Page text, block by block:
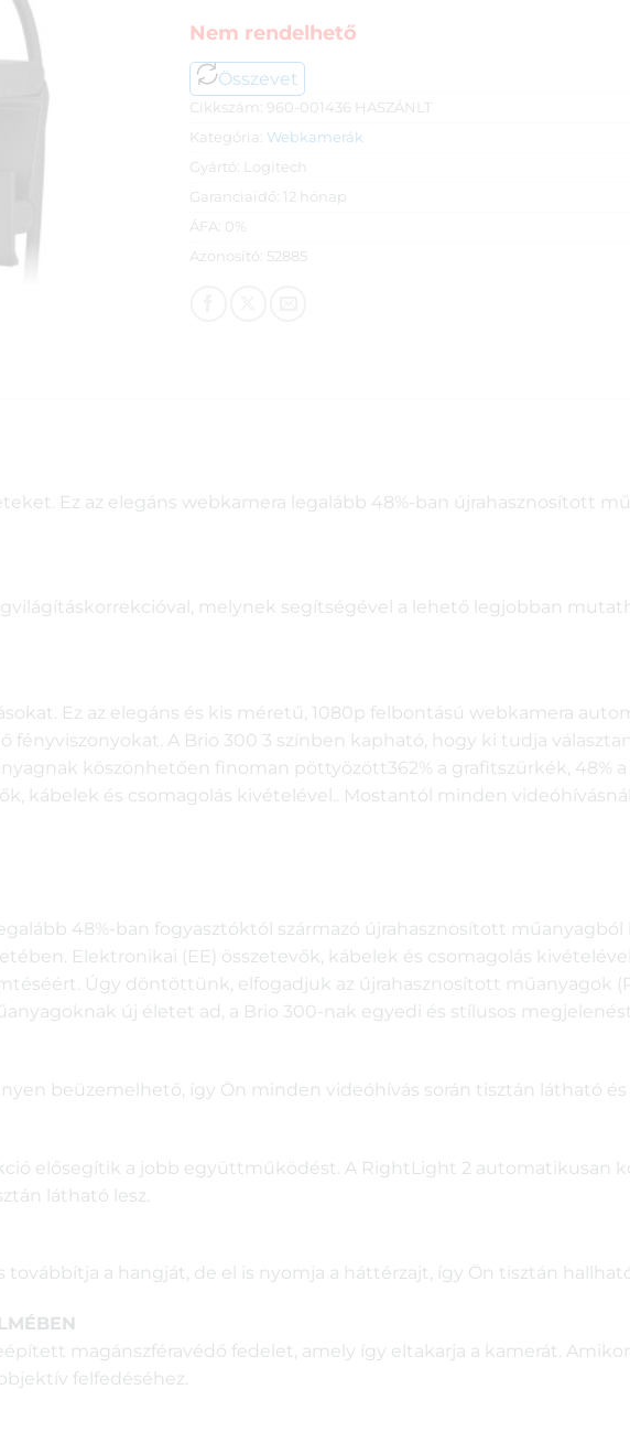
Nem rendelhető
Összevet
Cikkszám: 960-001436 HASZÁNLT
Kategória: Webkamerák
Gyártó:
Logitech
Garanciaidő: 12 hónap
ÁFA: 0%
Azonosító: 52885
Ez az elegáns webkamera legalább 48%-ban újrahasznosított
melynek segítségével a lehető legjobban
Ez az elegáns és kis méretű, 1080p felbontású webkamera
A Brio 300 3 színben kapható, hogy ki tudja
köszönhetően finoman pöttyözött362% a grafitszürkék, 48% a
kábelek és csomagolás kivételével.. Mostantól minden
48%-ban fogyasztóktól származó újrahasznosított műanyagból
Elektronikai (EE) összetevők, kábelek és csomagolás
Úgy döntöttünk, elfogadjuk az újrahasznosított műanyagok
új életet ad, a Brio 300-nak egyedi és stílusos
beüzemelhető, így Ön minden videóhívás során tisztán látható és
elősegítik a jobb együttműködést. A RightLight 2 automatikusan
látható lesz.
a hangját, de el is nyomja a háttérzajt, így Ön tisztán
magánszféravédő fedelet, amely így eltakarja a kamerát.
felfedéséhez.